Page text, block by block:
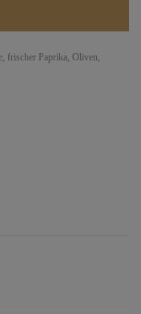
frischer Paprika, Oliven,